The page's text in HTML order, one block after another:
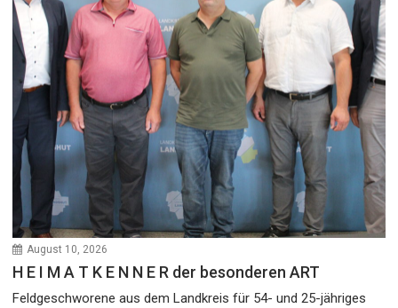
August 10, 2026
H E I M A T K E N N E R der besonderen ART
Feldgeschworene aus dem Landkreis für 54- und 25-jähriges